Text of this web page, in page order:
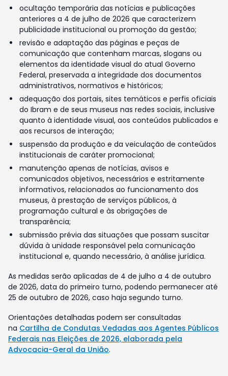
ocultação temporária das notícias e publicações
anteriores a 4 de julho de 2026 que caracterizem
publicidade institucional ou promoção da gestão;
revisão e adaptação das páginas e peças de
comunicação que contenham marcas, slogans ou
elementos da identidade visual do atual Governo
Federal, preservada a integridade dos documentos
administrativos, normativos e históricos;
adequação dos portais, sites temáticos e perfis oficiais
do Ibram e de seus museus nas redes sociais, inclusive
quanto à identidade visual, aos conteúdos publicados e
aos recursos de interação;
suspensão da produção e da veiculação de conteúdos
institucionais de caráter promocional;
manutenção apenas de notícias, avisos e
comunicados objetivos, necessários e estritamente
informativos, relacionados ao funcionamento dos
museus, à prestação de serviços públicos, à
programação cultural e às obrigações de
transparência;
submissão prévia das situações que possam suscitar
dúvida à unidade responsável pela comunicação
institucional e, quando necessário, à análise jurídica.
As medidas serão aplicadas de 4 de julho a 4 de outubro
de 2026, data do primeiro turno, podendo permanecer até
25 de outubro de 2026, caso haja segundo turno.
Orientações detalhadas podem ser consultadas
na Cartilha de Condutas Vedadas aos Agentes Públicos
Federais nas Eleições de 2026, elaborada pela
Advocacia-Geral da União.